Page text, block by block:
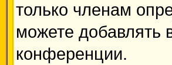
только членам
можете добавлять
конференции.